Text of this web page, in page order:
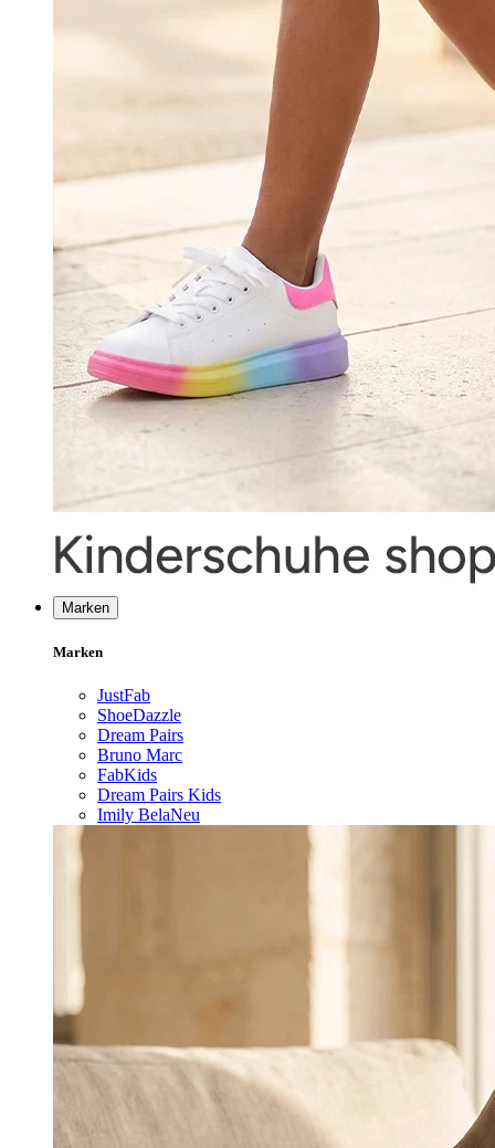
Marken
Marken
JustFab
ShoeDazzle
Dream Pairs
Bruno Marc
FabKids
Dream Pairs Kids
Imily BelaNeu